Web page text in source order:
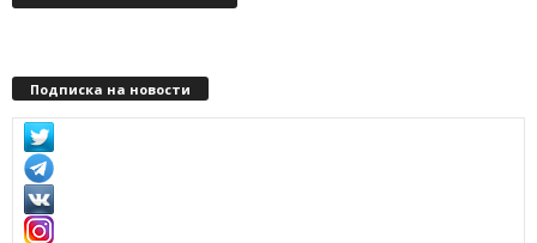
Подписка на новости